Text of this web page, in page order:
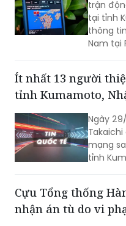
trận
tại tỉnh
thông
Nam tại
trận
Ít nhất 13 người
tỉnh Kumamoto,
Ngày
mạng
tỉnh
Cựu Tổng thống
nhận án tù do vi